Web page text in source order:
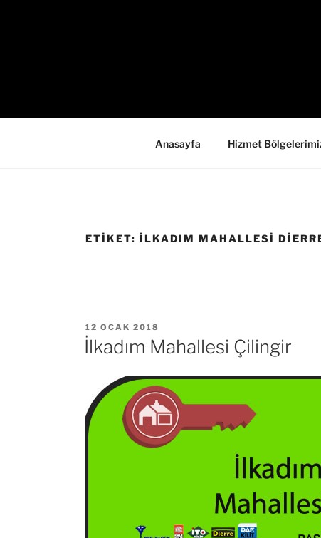
Anasayfa Hizmet
ETIKET: İLKADIM MAHALLESI
YAYIM
TARIHI
12 OCAK 2018
İlkadım Mahallesi Çilingir